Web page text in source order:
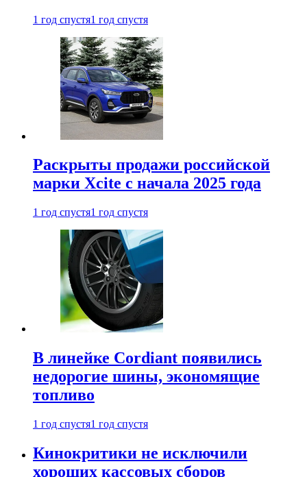
1 год спустя1 год спустя
Раскрыты продажи российской
марки Xcite с начала 2025 года
1 год спустя1 год спустя
В линейке Cordiant появились
недорогие шины, экономящие
топливо
1 год спустя1 год спустя
Кинокритики не исключили
хороших кассовых сборов